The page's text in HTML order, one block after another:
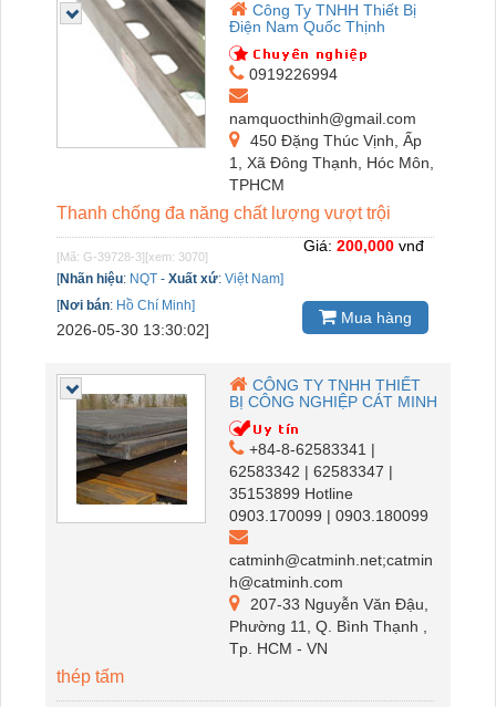
Công Ty TNHH Thiết Bị
Điện Nam Quốc Thịnh
0919226994
namquocthinh@gmail.com
450 Đặng Thúc Vịnh, Ấp
1, Xã Đông Thạnh, Hóc Môn,
TPHCM
Thanh chống đa năng chất lượng vượt trội
[Mã: G-39728-3][xem: 3070]
[Nhãn hiệu: NQT - Xuất xứ: Việt Nam]
[Nơi bán: Hồ Chí Minh]
2026-05-30 13:30:02]
Giá: 200,000 vnđ
Mua hàng
CÔNG TY TNHH THIẾT
BỊ CÔNG NGHIỆP CÁT MINH
+84-8-62583341 |
62583342 | 62583347 |
35153899 Hotline
0903.170099 | 0903.180099
catminh@catminh.net;catmin
h@catminh.com
207-33 Nguyễn Văn Đậu,
Phường 11, Q. Bình Thạnh ,
Tp. HCM - VN
thép tấm